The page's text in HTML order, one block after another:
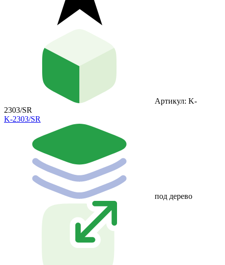
Артикул: K-
2303/SR
K-2303/SR
под дерево